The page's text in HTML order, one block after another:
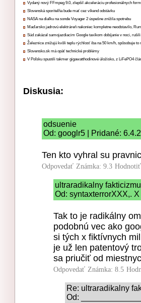
Vydaný nový FFmpeg 9.0, zlepšil akceleráciu profesionálnych
Slovenská sporiteľňa bude mať cez víkend odstávku
NASA na diaľku na sonde Voyager 2 úspešne znížila spotrebu
Maďarsko jadrovú elektráreň nakoniec kompletne neodstavilo,
Súd zakázal samojazdiacim Google taxíkom dobíjanie v noci,
Železnice znižujú kvôli teplu rýchlosť iba na 50 km/h, spôsobuje to
Slovensko.sk má opäť technické problémy
V Poľsku spustili takmer gigawatthodinové úložisko, z LiFePO4
Diskusia:
odsuenie
Od: googlr5 | Pridané:
Ten kto vyhral su
Odpovedať Známka: 9.3
ultraradikalny
Od: syntaxterrorXXX,.
Tak to je radikálny
podobnú vec ako
si tých x fiktívnych
je už len patentový
sa priučiť od
Odpovedať Známka: 8.5
Re: ultraradikalny
Od: